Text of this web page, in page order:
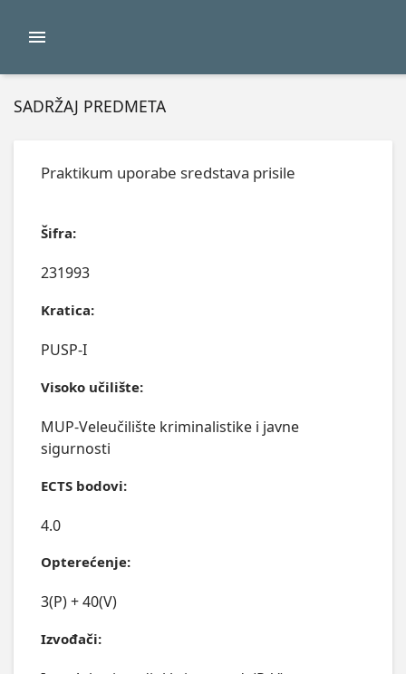
SADRŽAJ PREDMETA
Praktikum uporabe sredstava prisile
Šifra:
231993
Kratica:
PUSP-I
Visoko učilište:
MUP-Veleučilište kriminalistike i javne
sigurnosti
ECTS bodovi:
4.0
Opterećenje:
3(P) + 40(V)
Izvođači: